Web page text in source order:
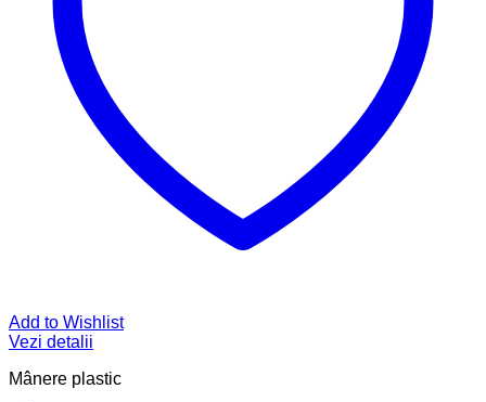
Add to Wishlist
Vezi detalii
Mânere plastic